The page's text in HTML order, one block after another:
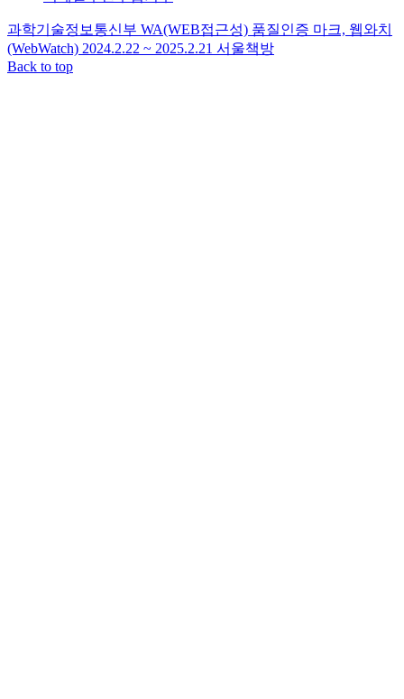
과학기술정보통신부 WA(WEB접근성) 품질인증 마크, 웹와치
(WebWatch) 2024.2.22 ~ 2025.2.21